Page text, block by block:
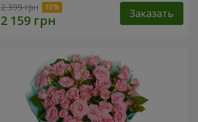
2 399 грн Заказать